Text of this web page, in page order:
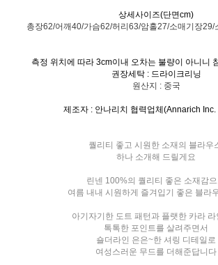
상세사이즈(단면cm)
총장62/어깨40/가슴62/허리63/암홀27/소매기장29/
측정 위치에 따라 3cm이내 오차는 불량이 아니니
권장세탁 : 드라이크리닝
원산지 : 중국
제조자 : 안나리치 협력업체(Annarich
퀄리티 좋고 시원한 소재의 블라우
하나 소개해 드릴게요
린넨 100%의 퀄리티 좋은 소재감
여름 내내 시원하게 즐겨입기 좋은 블라
아기자기한 도트 패턴과 플랫한 카라 라
톡톡한 포인트를 살려주면서
숄더라인 은은~한 셔링 디테일로
여성스러운 무드를 더해준답니다